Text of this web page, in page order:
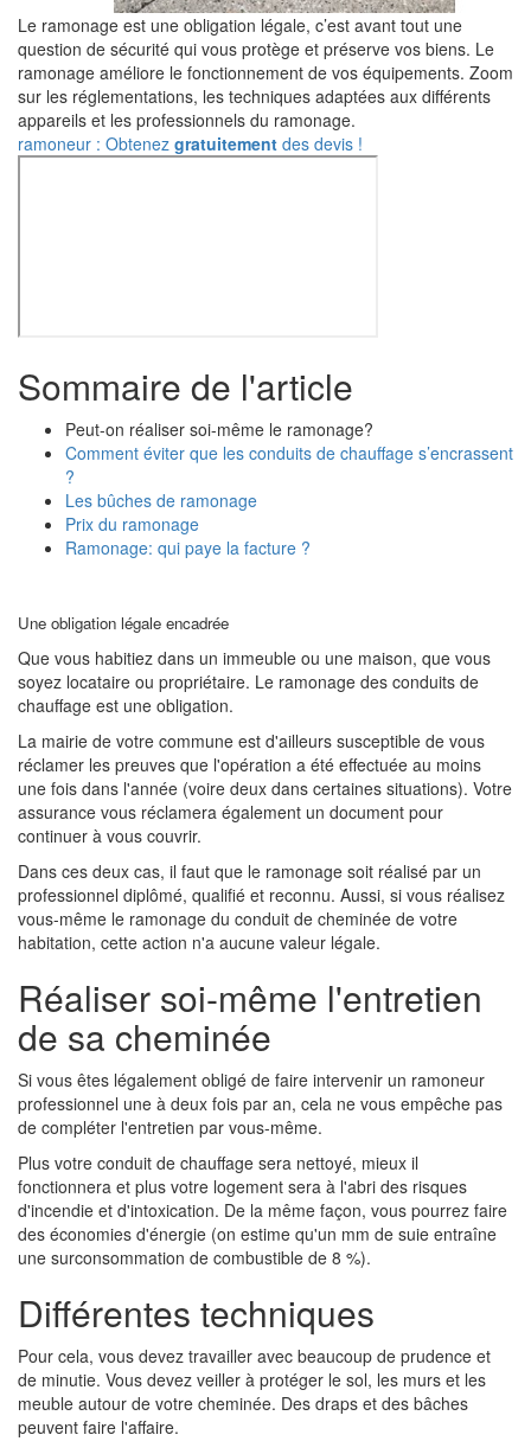
Le ramonage est une obligation légale, c’est avant tout une
question de sécurité qui vous protège et préserve vos biens. Le
ramonage améliore le fonctionnement de vos équipements. Zoom
sur les réglementations, les techniques adaptées aux différents
appareils et les professionnels du ramonage.
ramoneur : Obtenez gratuitement des devis !
Sommaire de l'article
Peut-on réaliser soi-même le ramonage?
Comment éviter que les conduits de chauffage s’encrassent
?
Les bûches de ramonage
Prix du ramonage
Ramonage: qui paye la facture ?
Une obligation légale encadrée
Que vous habitiez dans un immeuble ou une maison, que vous
soyez locataire ou propriétaire. Le ramonage des conduits de
chauffage est une obligation.
La mairie de votre commune est d'ailleurs susceptible de vous
réclamer les preuves que l'opération a été effectuée au moins
une fois dans l'année (voire deux dans certaines situations). Votre
assurance vous réclamera également un document pour
continuer à vous couvrir.
Dans ces deux cas, il faut que le ramonage soit réalisé par un
professionnel diplômé, qualifié et reconnu. Aussi, si vous réalisez
vous-même le ramonage du conduit de cheminée de votre
habitation, cette action n'a aucune valeur légale.
Réaliser soi-même l'entretien
de sa cheminée
Si vous êtes légalement obligé de faire intervenir un ramoneur
professionnel une à deux fois par an, cela ne vous empêche pas
de compléter l'entretien par vous-même.
Plus votre conduit de chauffage sera nettoyé, mieux il
fonctionnera et plus votre logement sera à l'abri des risques
d'incendie et d'intoxication. De la même façon, vous pourrez faire
des économies d'énergie (on estime qu'un mm de suie entraîne
une surconsommation de combustible de 8 %).
Différentes techniques
Pour cela, vous devez travailler avec beaucoup de prudence et
de minutie. Vous devez veiller à protéger le sol, les murs et les
meuble autour de votre cheminée. Des draps et des bâches
peuvent faire l'affaire.